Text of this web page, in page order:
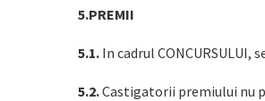
5.PREMII
5.1. In cadrul
5.2.Castigatorii premiului nu